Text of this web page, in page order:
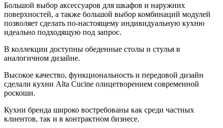
Большой выбор аксессуаров для шкафов и наружних
поверхностей, а также большой выбор комбинаций модулей
позволяет сделать по-настоящему индивидуальную кухню
идеально подходящую под запрос.
В коллекции доступны обеденные столы и стулья в
аналогичном дизайне.
Высокое качество, функциональность и передовой дизайн
сделали кухни Alta Cucine олицетворением современной
роскоши.
Кухни бренда широко востребованы как среди частных
клиентов, так и в контрактном бизнесе.